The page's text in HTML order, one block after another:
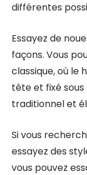
différentes
Essayez de
façons. Vous
classique, où le
tête et fixé
traditionnel et
Si vous
essayez des
vous pouvez